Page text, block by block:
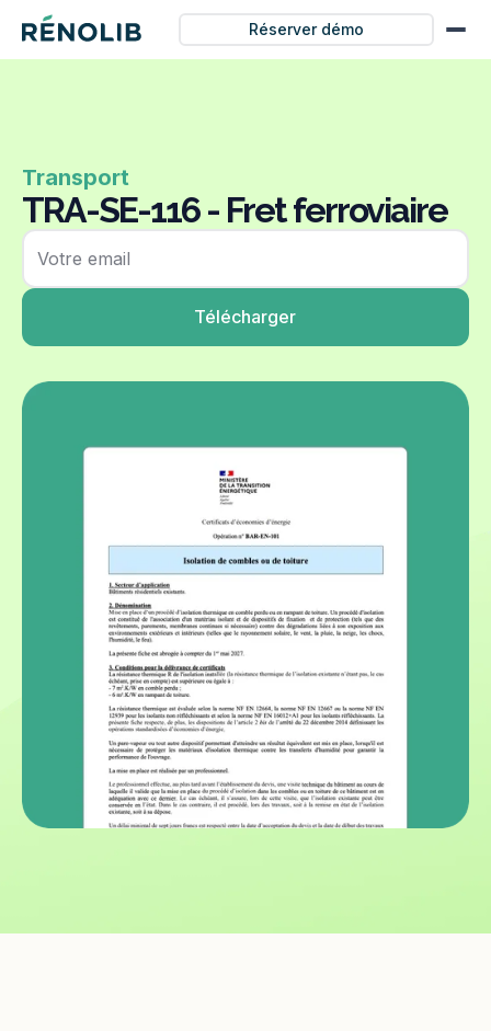
Réserver démo
Transport
TRA-SE-116 - Fret ferroviaire